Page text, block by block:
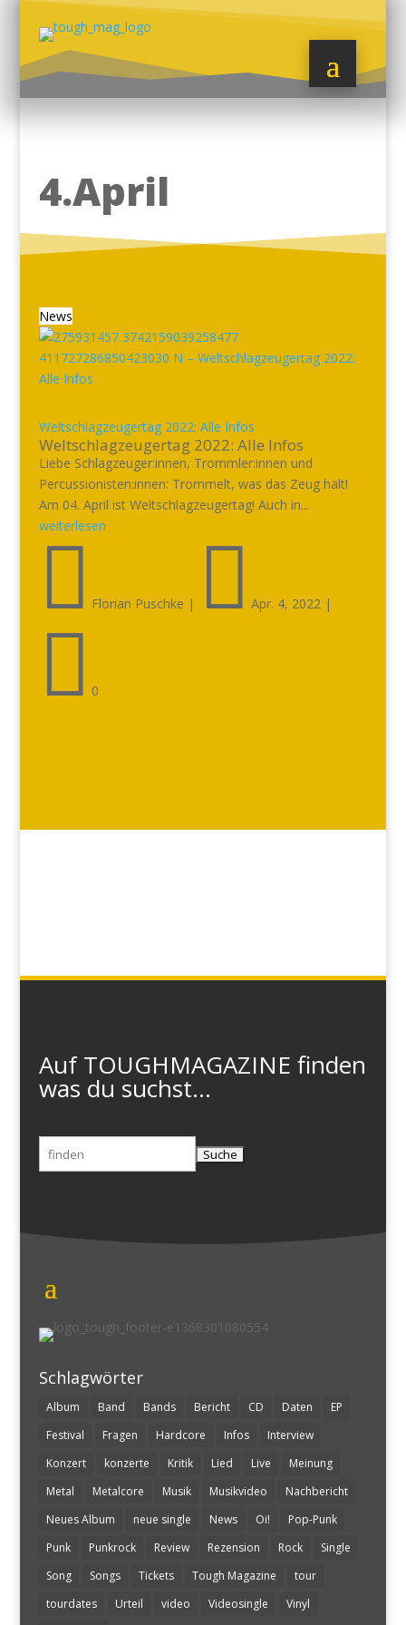
4.April
News
Weltschlagzeugertag 2022: Alle Infos
Weltschlagzeugertag 2022: Alle Infos
Liebe Schlagzeuger:innen, Trommler:innen und
Percussionisten:innen: Trommelt, was das Zeug hält!
Am 04. April ist Weltschlagzeugertag! Auch in...
weiterlesen
 Florian Puschke |  Apr. 4, 2022|
 0
Auf TOUGHMAGAZINE finden
was du suchst...
Suchen
nach:
Schlagwörter
Album Band Bands Bericht CD Daten
EP
Festival
Fragen Hardcore Infos
Interview
Konzert
konzerte Kritik Lied Live
Meinung
Metal
Metalcore Musik Musikvideo
Nachbericht
Neues Album
neue single News Oi!
Pop-Punk
Punk
Punkrock Review Rezension Rock
Single
Song
Songs Tickets Tough Magazine
tour
tourdates
Urteil video Videosingle
Vinyl